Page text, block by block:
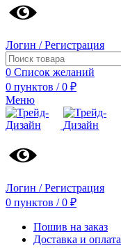
Логин / Регистрация
0 Список желаний
0 пунктов / 0 ₽
Меню
Логин / Регистрация
0 пунктов / 0 ₽
Пошив на заказ
Доставка и оплата